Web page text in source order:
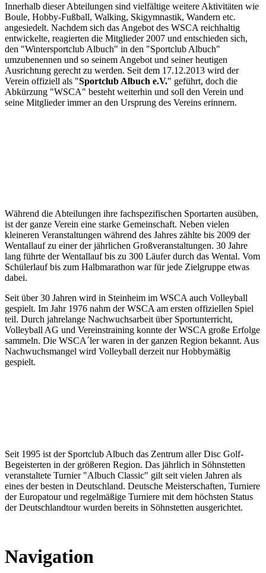
Innerhalb dieser Abteilungen sind vielfältige weitere Aktivitäten wie
Boule, Hobby-Fußball, Walking, Skigymnastik, Wandern etc.
angesiedelt. Nachdem sich das Angebot des WSCA reichhaltig
entwickelte, reagierten die Mitglieder 2007 und entschieden sich,
den "Wintersportclub Albuch" in den "Sportclub Albuch"
umzubenennen und so seinem Angebot und seiner heutigen
Ausrichtung gerecht zu werden. Seit dem 17.12.2013 wird der
Verein offiziell als "Sportclub Albuch e.V." geführt, doch die
Abkürzung "WSCA" besteht weiterhin und soll den Verein und
seine Mitglieder immer an den Ursprung des Vereins erinnern.
Während die Abteilungen ihre fachspezifischen Sportarten ausüben,
ist der ganze Verein eine starke Gemeinschaft. Neben vielen
kleineren Veranstaltungen während des Jahres zählte bis 2009 der
Wentallauf zu einer der jährlichen Großveranstaltungen. 30 Jahre
lang führte der Wentallauf bis zu 300 Läufer durch das Wental. Vom
Schülerlauf bis zum Halbmarathon war für jede Zielgruppe etwas
dabei.
Seit über 30 Jahren wird in Steinheim im WSCA auch Volleyball
gespielt. Im Jahr 1976 nahm der WSCA am ersten offiziellen Spiel
teil. Durch jahrelange Nachwuchsarbeit über Sportunterricht,
Volleyball AG und Vereinstraining konnte der WSCA große Erfolge
sammeln. Die WSCA´ler waren in der ganzen Region bekannt. Aus
Nachwuchsmangel wird Volleyball derzeit nur Hobbymäßig
gespielt.
Seit 1995 ist der Sportclub Albuch das Zentrum aller Disc Golf-
Begeisterten in der größeren Region. Das jährlich in Söhnstetten
veranstaltete Turnier "Albuch Classic" gilt seit vielen Jahren als
eines der besten in Deutschland. Deutsche Meisterschaften, Turniere
der Europatour und regelmäßige Turniere mit dem höchsten Status
der Deutschlandtour wurden bereits in Söhnstetten ausgerichtet.
Navigation